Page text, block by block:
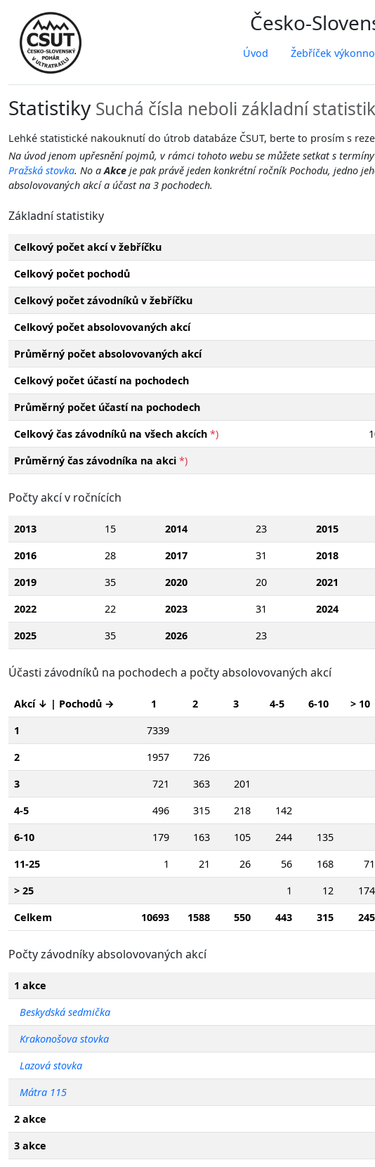
Česko-
Úvod Žebříček
Statistiky Suchá čísla neboli základní
Lehké statistické nakouknutí do útrob databáze ČSUT, berte to prosím s
Na úvod jenom upřesnění pojmů, v rámci tohoto webu se můžete setkat s termíny
Pražská stovka. No aAkce je pak právě jeden konkrétní ročník Pochodu, jedno
absolovovaných akcí a účast na 3 pochodech.
Základní statistiky
Celkový počet akcí v žebříčku
Celkový počet pochodů
Celkový počet závodníků v žebříčku
Celkový počet absolovovaných akcí
Průměrný počet absolovovaných akcí
Celkový počet účastí na pochodech
Průměrný počet účastí na pochodech
Celkový čas závodníků na všech akcích *)
Průměrný čas závodníka na akci *)
Počty akcí v ročnících
2013 15 2014 23 2015
2016
28 2017 31 2018
2019
35 2020 20 2021
2022
22 2023 31 2024
2025
35 2026 23
Účasti závodníků na pochodech a počty absolovovaných akcí
Akcí ↓ | Pochodů → 1 2 3 4-5 6-10 > 10
1
7339
2
1957 726
3
721 363 201
4-5
496 315 218 142
6-10
179 163 105 244 135
11-25
1 21 26 56 168 71
> 25
1 12 174
Celkem
10693 1588 550 443 315 245
Počty závodníky absolovovaných akcí
1 akce
Beskydská sedmička
Krakonošova stovka
Lazová stovka
Mátra 115
2 akce
3 akce